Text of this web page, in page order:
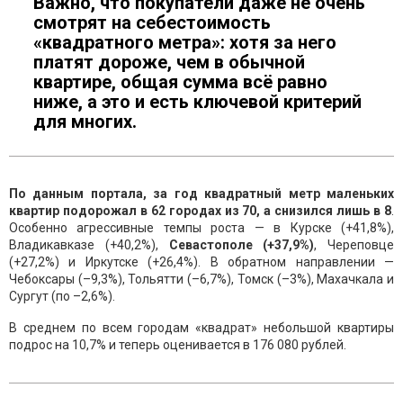
смотрят на себестоимость
«квадратного метра»: хотя за него
платят дороже, чем в обычной
квартире, общая сумма всё равно
ниже, а это и есть ключевой критерий
для многих.
По данным портала, за год квадратный метр маленьких
квартир подорожал в 62 городах из 70, а снизился лишь в 8
Особенно агрессивные темпы роста — в Курске (+41,8%),
Владикавказе (+40,2%), Севастополе (+37,9%), Череповце
(+27,2%) и Иркутске (+26,4%). В обратном направлении —
Чебоксары (–9,3%), Тольятти (–6,7%), Томск (–3%), Махачкала и
Сургут (по –2,6%).
В среднем по всем городам «квадрат» небольшой квартиры
подрос на 10,7% и теперь оценивается в 176 080 рублей.